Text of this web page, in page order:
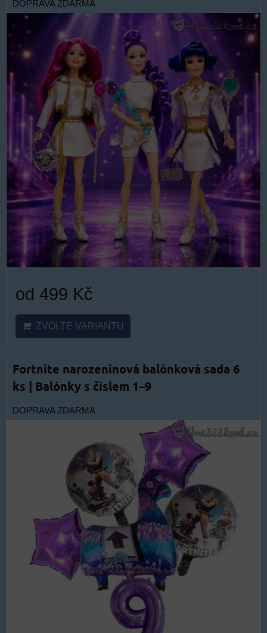
DOPRAVA ZDARMA
od 499 Kč
ZVOLTE VARIANTU
Fortnite narozeninová balónková sada 6
ks | Balónky s číslem 1–9
DOPRAVA ZDARMA